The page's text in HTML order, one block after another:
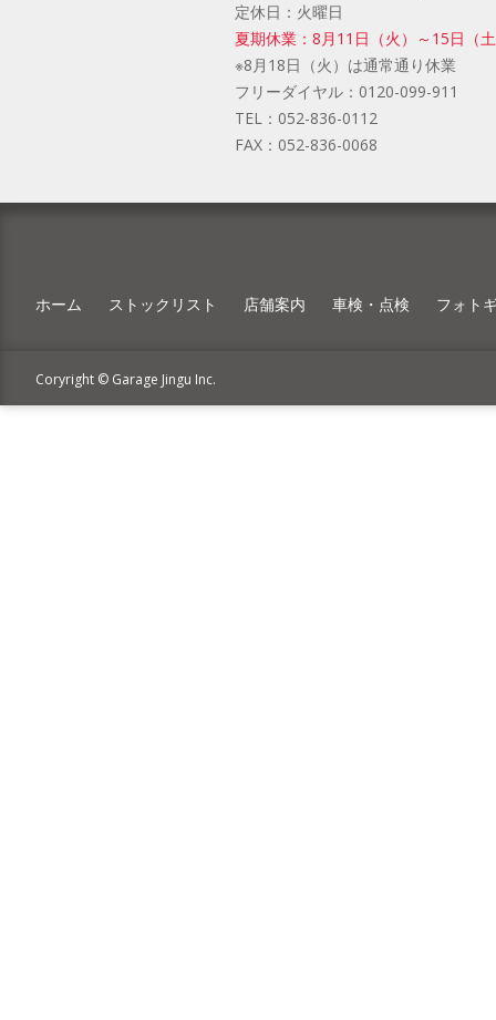
定休日：火曜日
夏期休業：8月11日（火）～15日（
※8月18日（火）は通常通り休業
フリーダイヤル： 0120-099-911
TEL： 052-836-0112
FAX： 052-836-0068
ホーム ストックリスト 店舗案内 車検・点検 フォト
Coryright © Garage Jingu Inc.